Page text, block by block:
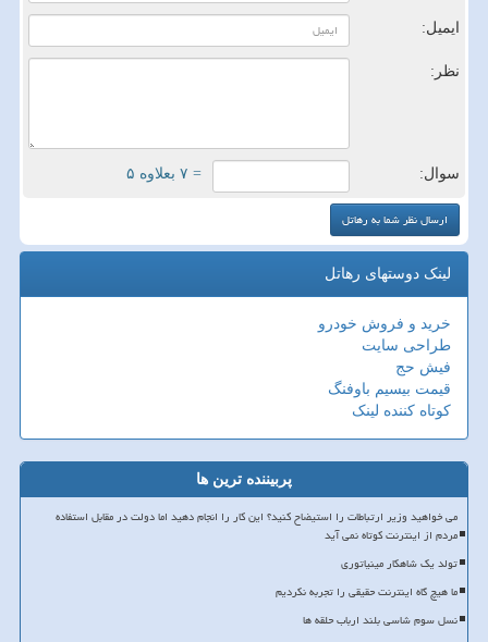
ایمیل:
نظر:
سوال: = ۷ بعلاوه ۵
لینک دوستهای رهاتل
خرید و فروش خودرو
طراحی سایت
فیش حج
قیمت بیسیم باوفنگ
کوتاه کننده لینک
پربیننده ترین ها
می خواهید وزیر ارتباطات را استیضاح کنید؟ این کار را انجام دهید اما دولت در مقابل استفاده
مردم از اینترنت کوتاه نمی آید
تولد یک شاهکار مینیاتوری
ما هیچ گاه اینترنت حقیقی را تجربه نکردیم
نسل سوم شاسی بلند ارباب حلقه ها